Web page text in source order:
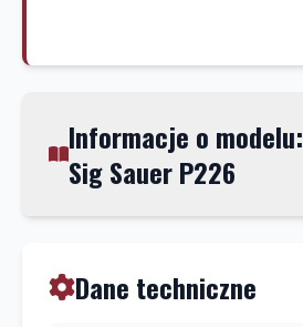
Informacje o modelu:
Sig Sauer P226
Dane techniczne